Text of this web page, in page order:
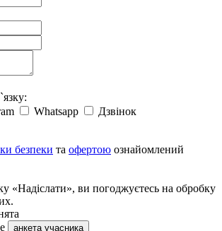
Whatsapp Дзвінок
безпеки та офертою ознайомлений
«Надіслати», ви погоджуєтесь на обробку
анкета учасника